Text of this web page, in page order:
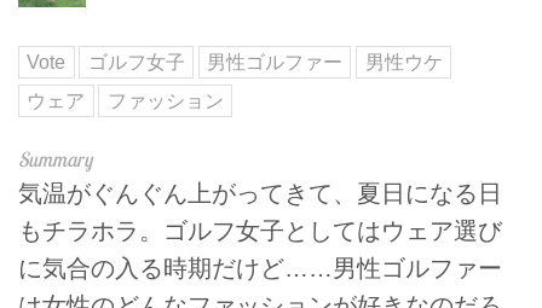
Vote ゴルフ女子 男性ゴルファー
男性ウケ
ウェア
ファッション
気温がぐんぐん上がってきて、夏日になる日
もチラホラ。ゴルフ女子としてはウェア選び
に気合の入る時期だけど……男性ゴルファー